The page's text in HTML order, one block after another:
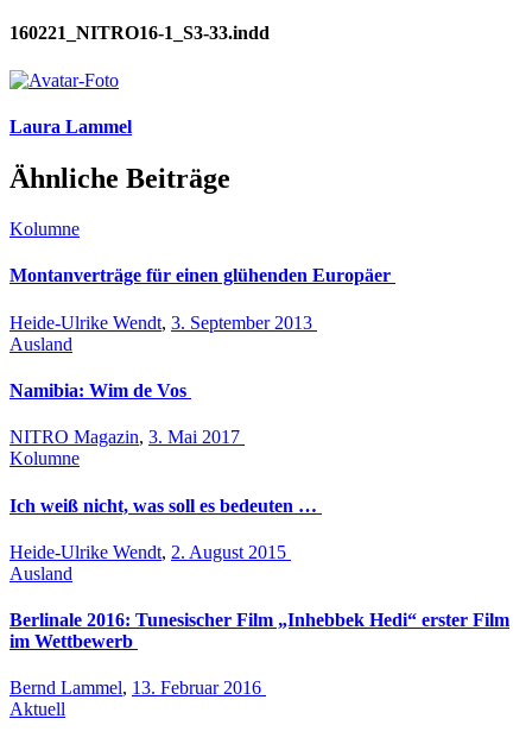
160221_NITRO16-1_S3-33.indd
Laura Lammel
Ähnliche Beiträge
Kolumne
Montanverträge für einen glühenden Europäer
Heide-Ulrike Wendt, 3. September 2013
Ausland
Namibia: Wim de Vos
NITRO Magazin, 3. Mai 2017
Kolumne
Ich weiß nicht, was soll es bedeuten …
Heide-Ulrike Wendt, 2. August 2015
Ausland
Berlinale 2016: Tunesischer Film „Inhebbek Hedi“ erster Film
im Wettbewerb
Bernd Lammel, 13. Februar 2016
Aktuell